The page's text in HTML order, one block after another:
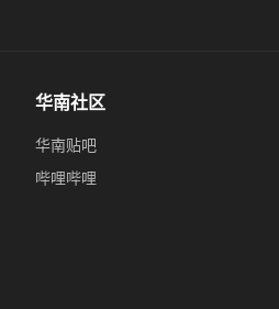
华南社区
华南贴吧
哔哩哔哩